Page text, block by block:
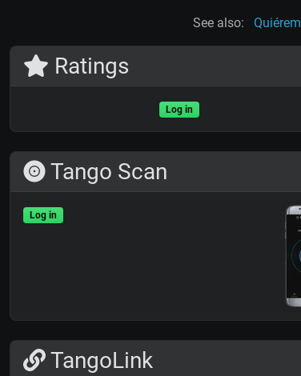
See also:
Ratings
Log in
Tango Scan
Log in
TangoLink